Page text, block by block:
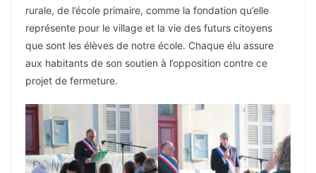
rurale, de l’école primaire, comme la fondation qu’elle
représente pour le village et la vie des futurs citoyens
que sont les élèves de notre école. Chaque élu assure
aux habitants de son soutien à l’opposition contre ce
projet de fermeture.